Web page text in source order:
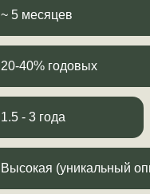
~ 5 месяцев
~ 5 месяцев
20-40% годовых
20-40% годовых
1.5 - 3 года
1.5 - 3 года
Высокая (уникальный
Высокая (уникальный